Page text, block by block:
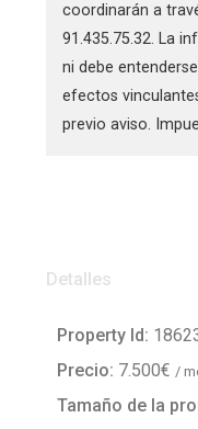
coordinarán a
91.435.75.32. La
ni debe
efectos
previo aviso.
Detalles
Property Id:
Precio: 7.500€ /
Tamaño de la